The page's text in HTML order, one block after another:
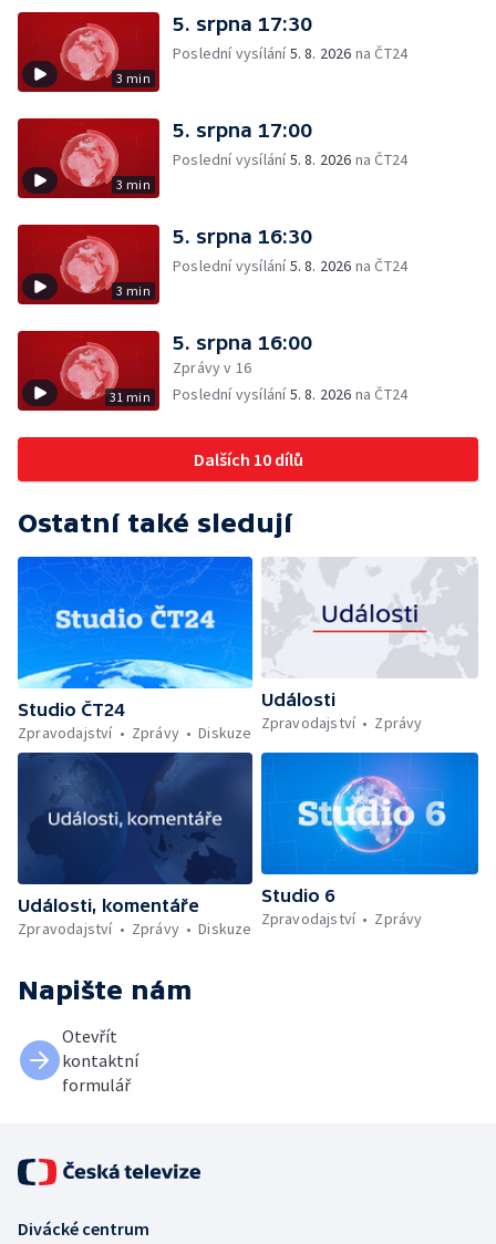
3 min
5. srpna 17:30
Poslední vysílání5. 8. 2026 na ČT24
3 min
5. srpna 17:00
Poslední vysílání5. 8. 2026 na ČT24
3 min
5. srpna 16:30
Poslední vysílání5. 8. 2026 na ČT24
31 min
5. srpna 16:00
Zprávy v 16
Poslední vysílání5. 8. 2026 na ČT24
Dalších 10 dílů
Ostatní také sledují
Studio ČT24
Zpravodajství
Zprávy Diskuze
Události
Zpravodajství
Zprávy
Události, komentáře
Zpravodajství
Zprávy Diskuze
Studio 6
Zpravodajství
Zprávy
Napište nám
Otevřít
kontaktní
formulář
Divácké centrum